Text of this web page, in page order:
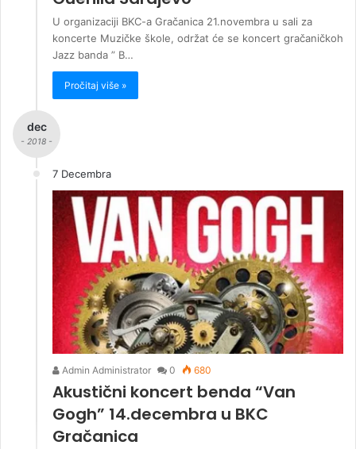
U organizaciji BKC-a Gračanica 21.novembra u sali za
koncerte Muzičke škole, održat će se koncert gračaničkoh
Jazz banda ” B…
Pročitaj više »
dec
- 2018 -
7 Decembra
Admin Administrator 0 680
Akustični koncert benda “Van
Gogh” 14.decembra u BKC
Gračanica